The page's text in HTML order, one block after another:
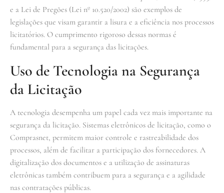
e a Lei de Pregões (Lei nº 10.520/2002) são exemplos de
legislações que visam garantir a lisura e a eficiência nos processos
licitatórios. O cumprimento rigoroso dessas normas é
fundamental para a segurança das licitações.
Uso de Tecnologia na Segurança
da Licitação
A tecnologia desempenha um papel cada vez mais importante na
segurança da licitação. Sistemas eletrônicos de licitação, como o
Comprasnet, permitem maior controle e rastreabilidade dos
processos, além de facilitar a participação dos fornecedores. A
digitalização dos documentos e a utilização de assinaturas
eletrônicas também contribuem para a segurança e a agilidade
nas contratações públicas.